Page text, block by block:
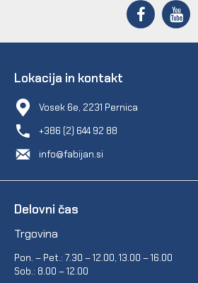
Lokacija in kontakt
Vosek 6e, 2231 Pernica
+386 (2) 644 92 88
info@fabijan.si
Delovni čas
Trgovina
Pon. – Pet.: 7.30 – 12.00, 13.00 – 16.00
Sob.: 8.00 – 12.00